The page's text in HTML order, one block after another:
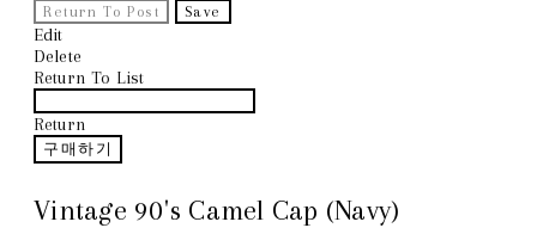
Return To Post Save
Edit
Delete
Return To List
Return
구매하기
Vintage 90's Camel Cap (Navy)